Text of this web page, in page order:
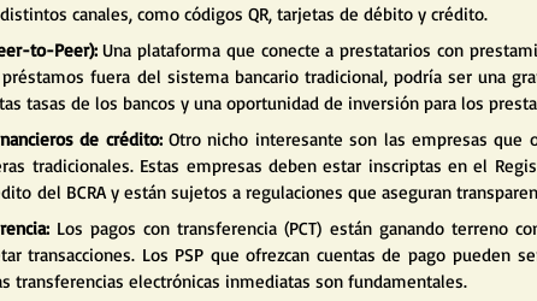
canales, como códigos QR, tarjetas de débito y crédito.
to-Peer): Una plataforma que conecte a prestatarios con
fuera del sistema bancario tradicional, podría ser una
tasas de los bancos y una oportunidad de inversión para los
de crédito: Otro nicho interesante son las empresas que
tradicionales. Estas empresas deben estar inscriptas en el
del BCRA y están sujetos a regulaciones que aseguran
Los pagos con transferencia (PCT) están ganando terreno
transacciones. Los PSP que ofrezcan cuentas de pago pueden
transferencias electrónicas inmediatas son fundamentales.